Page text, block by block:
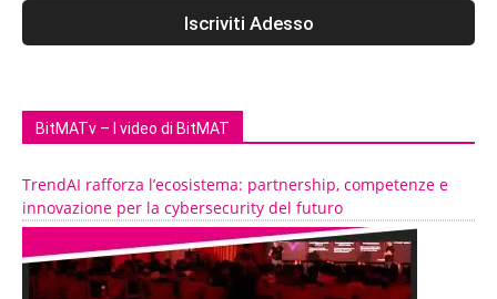
BitMATv – I video di BitMAT
TrendAI rafforza l’ecosistema: partnership, competenze e
innovazione per la cybersecurity del futuro